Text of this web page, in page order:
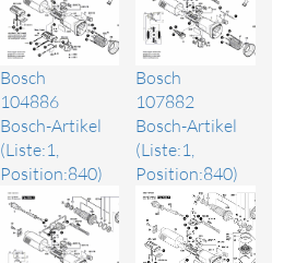
Bosch
104886
Bosch-Artikel
(Liste:1,
Position:840)
Bosch
107882
Bosch-Artikel
(Liste:1,
Position:840)